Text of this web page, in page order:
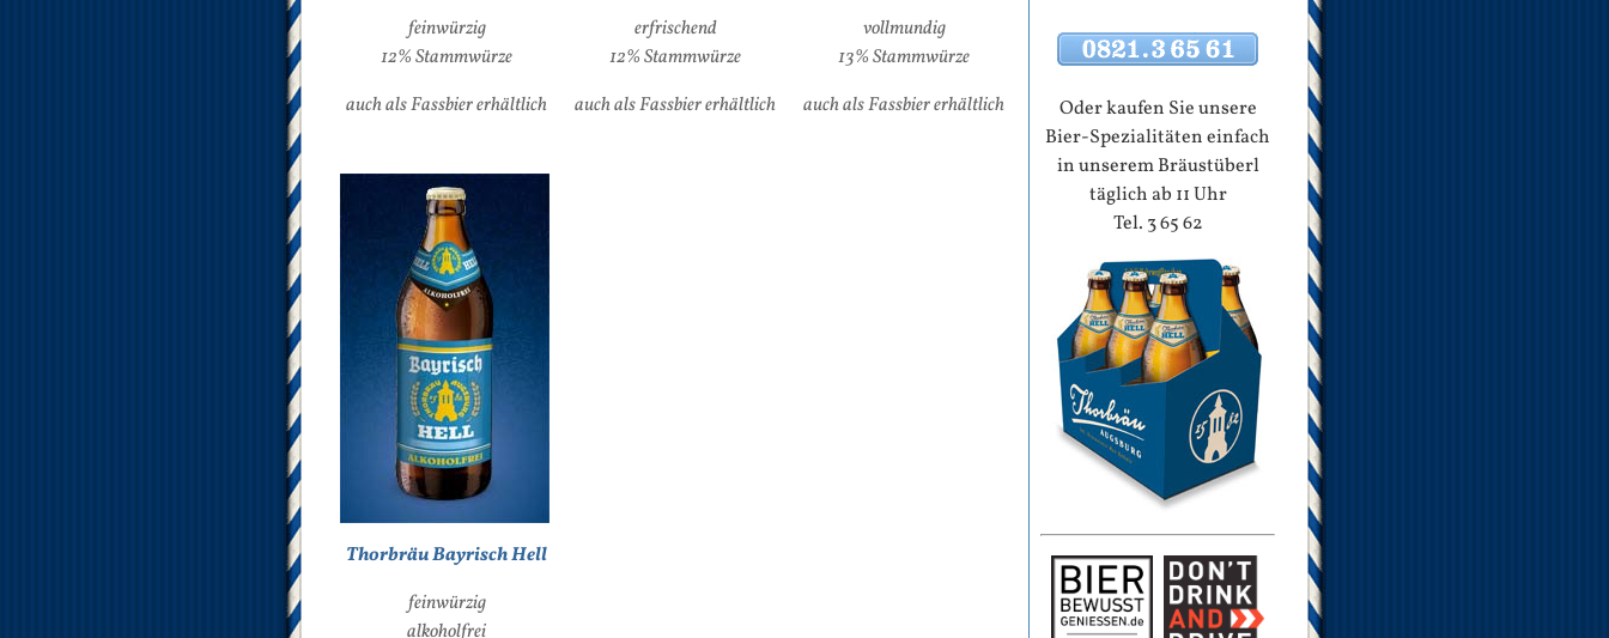
feinwürzig
12% Stammwürze
auch als Fassbier erhältlich
erfrischend
12% Stammwürze
auch als Fassbier erhältlich
vollmundig
13% Stammwürze
auch als Fassbier erhältlich
Thorbräu Bayrisch Hell
feinwürzig
alkoholfrei
Oder kaufen Sie unsere
Bier-Spezialitäten einfach
in unserem Bräustüberl
täglich ab 11 Uhr
Tel. 3 65 62